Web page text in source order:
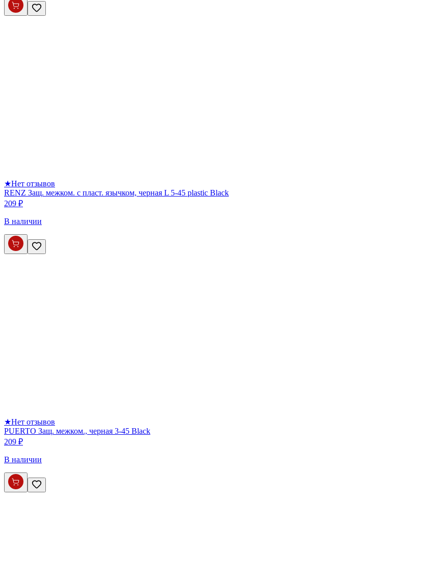
★Нет отзывов
RENZ Защ. межком. с пласт. язычком, черная L 5-45 plastic Black
209 ₽
В наличии
★Нет отзывов
PUERTO Защ. межком., черная 3-45 Black
209 ₽
В наличии